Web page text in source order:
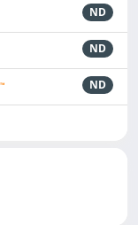
ND
ND
ND